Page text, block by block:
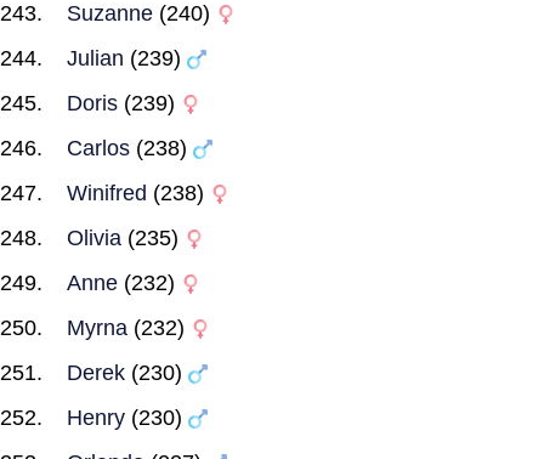
Suzanne (240)
Julian (239)
Doris (239)
Carlos (238)
Winifred (238)
Olivia (235)
Anne (232)
Myrna (232)
Derek (230)
Henry (230)